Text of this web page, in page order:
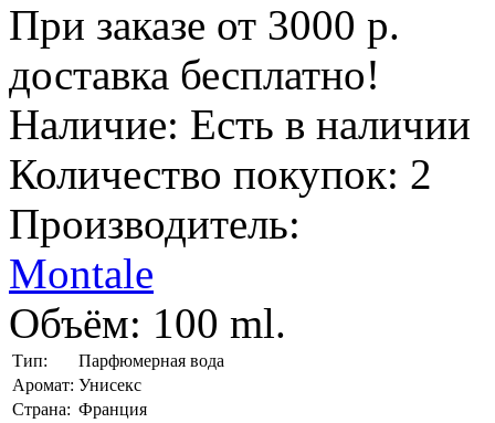
При заказе от 3000 р.
доставка бесплатно!
Наличие: Есть в наличии
Количество покупок: 2
Производитель:
Montale
Объём: 100 ml.
Тип:
Парфюмерная вода
Аромат: Унисекс
Страна: Франция